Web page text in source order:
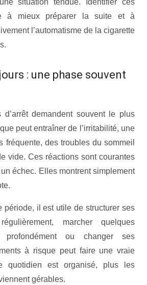
à mieux préparer la suite et à
l’automatisme de la cigarette
: une phase souvent
d’arrêt demandent souvent le plus
peut entraîner de l’irritabilité, une
fréquente, des troubles du sommeil
vide. Ces réactions sont courantes
échec. Elles montrent simplement
période, il est utile de structurer ses
marcher quelques
profondément ou changer ses
à risque peut faire une vraie
quotidien est organisé, plus les
gérables.